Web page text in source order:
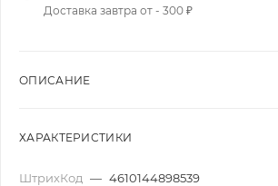
Доставка завтра от - 300 ₽
ОПИСАНИЕ
ХАРАКТЕРИСТИКИ
ШтрихКод — 4610144898539